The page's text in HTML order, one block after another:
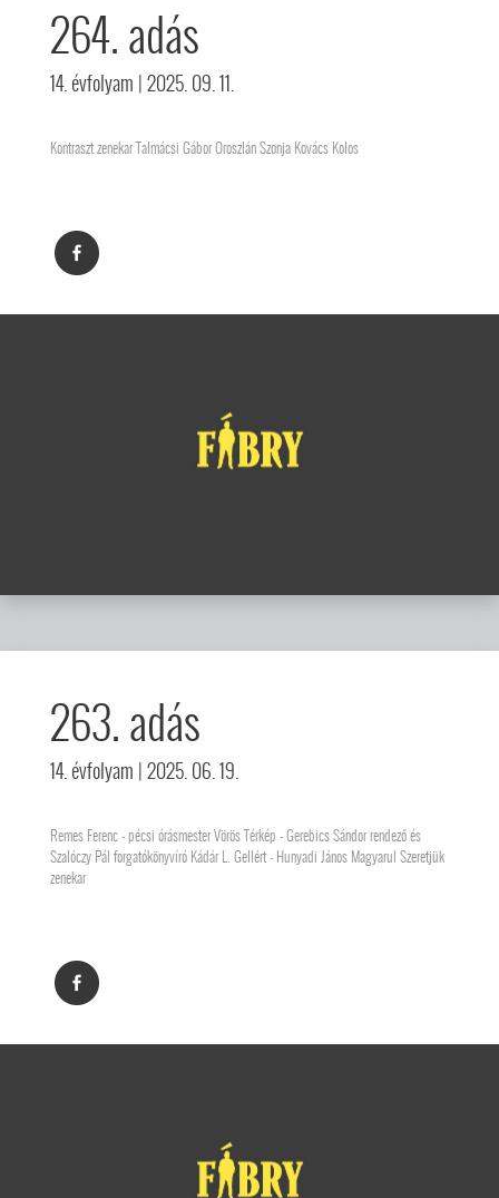
264. adás
14. évfolyam | 2025. 09. 11.
Kontraszt zenekar Talmácsi Gábor Oroszlán Szonja Kovács Kolos
263. adás
14. évfolyam | 2025. 06. 19.
Remes Ferenc - pécsi órásmester Vörös Térkép - Gerebics Sándor rendező és
Szalóczy Pál forgatókönyvíró Kádár L. Gellért - Hunyadi János Magyarul Szeretjük
zenekar